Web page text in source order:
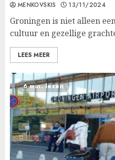
MENKOVSKIS 13/11/2024
Groningen is niet alleen
cultuur en gezellige
LEES MEER
6 min. lezen